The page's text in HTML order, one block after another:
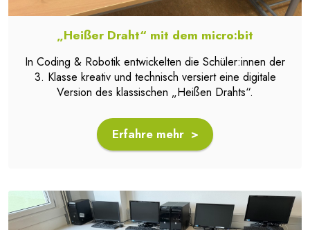
„Heißer Draht“ mit dem micro:bit
In Coding & Robotik entwickelten die Schüler:innen der
3. Klasse kreativ und technisch versiert eine digitale
Version des klassischen „Heißen Drahts“.
Erfahre mehr >